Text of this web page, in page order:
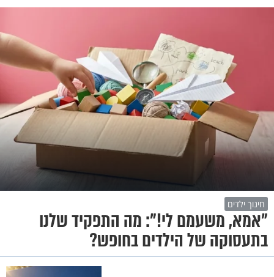
חינוך ילדים
"אמא, משעמם לי!": מה התפקיד שלנו
בתעסוקה של הילדים בחופש?